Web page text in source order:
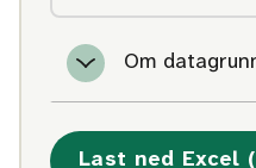
Om
Last ned Excel